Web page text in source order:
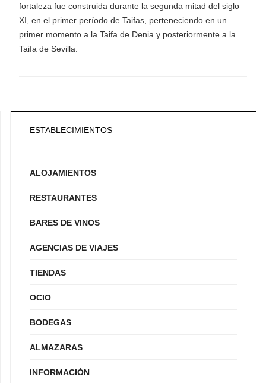
fortaleza fue construida durante la segunda mitad del siglo
XI, en el primer período de Taifas, perteneciendo en un
primer momento a la Taifa de Denia y posteriormente a la
Taifa de Sevilla.
ESTABLECIMIENTOS
ALOJAMIENTOS
RESTAURANTES
BARES DE VINOS
AGENCIAS DE VIAJES
TIENDAS
OCIO
BODEGAS
ALMAZARAS
INFORMACIÓN